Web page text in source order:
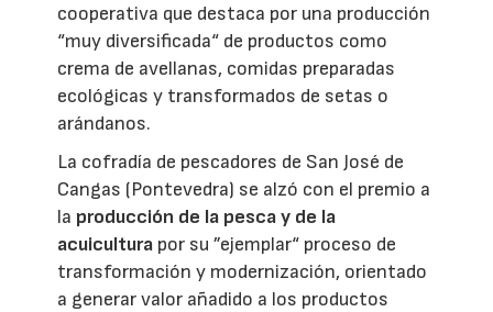
cooperativa que destaca por una producción
“muy diversificada“ de productos como
crema de avellanas, comidas preparadas
ecológicas y transformados de setas o
arándanos.
La cofradía de pescadores de San José de
Cangas (Pontevedra) se alzó con el premio a
la producción de la pesca y de la
acuicultura por su ”ejemplar“ proceso de
transformación y modernización, orientado
a generar valor añadido a los productos